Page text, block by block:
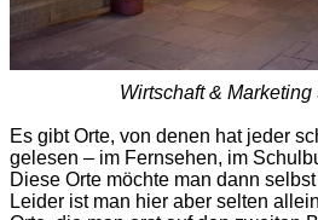
Wirtschaft &
Es gibt Orte, von denen hat jeder
gelesen – im Fernsehen, im
Diese Orte möchte man dann
Leider ist man hier aber selten